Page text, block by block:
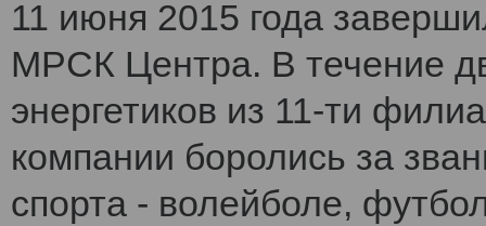
11 июня 2015 года
МРСК Центра. В течение
энергетиков из 11-ти
компании боролись за
спорта - волейболе,